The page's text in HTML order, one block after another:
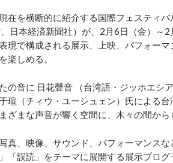
在を横断的に紹介する国際フェスティバ
日本経済新聞社）が、2月6日（金）～
現で構成される展示、上映、パフォー
楽しめる。
の音に 日花聲音 （台湾語・ジッホエシ
瑄（チィウ・ユーシュェン）氏による
ざまな声音が響く空間に、木々の間から
真、映像、サウンド、パフォーマンス
「誤読」をテーマに展開する展示プロ